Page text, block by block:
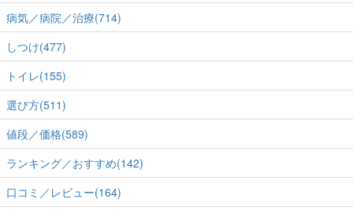
病気／病院／治療(714)
しつけ(477)
トイレ(155)
選び方(511)
値段／価格(589)
ランキング／おすすめ(142)
口コミ／レビュー(164)